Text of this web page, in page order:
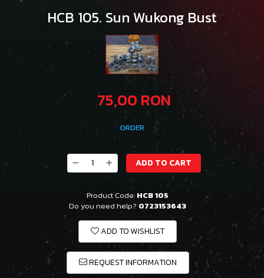
HCB 105. Sun Wukong Bust
75,00 RON
ORDER
ADD TO CART
Product Code: HCB 105
Do you need help? 0723153643
ADD TO WISHLIST
REQUEST INFORMATION